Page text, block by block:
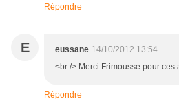
Répondre
E eussane 14/10/2012 13:54
<br /> Merci Frimousse pour ces
Répondre